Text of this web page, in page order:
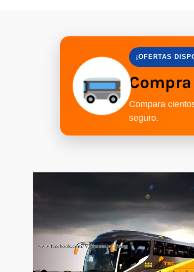
¡OFERTAS
Compara
seguro.